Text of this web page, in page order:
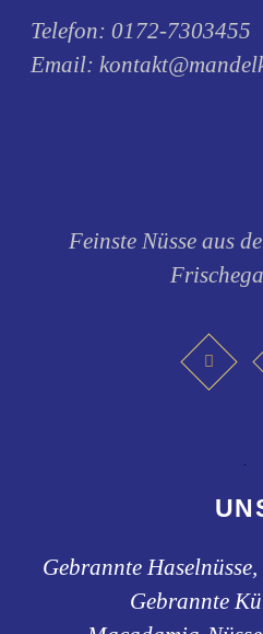
Telefon:0172-7303455
Email:
Feinste Nüsse aus
Gebrannte
Gebrannte